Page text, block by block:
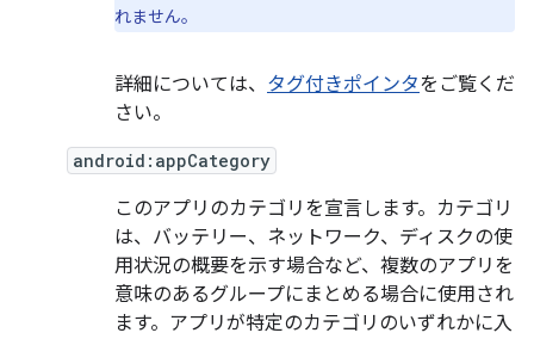
れません。
詳細については、 タグ付きポインタをご覧くだ
さい。
android:appCategory
このアプリのカテゴリを宣言します。カテゴリ
は、バッテリー、ネットワーク、ディスクの使
用状況の概要を示す場合など、複数のアプリを
意味のあるグループにまとめる場合に使用され
ます。アプリが特定のカテゴリのいずれかに入